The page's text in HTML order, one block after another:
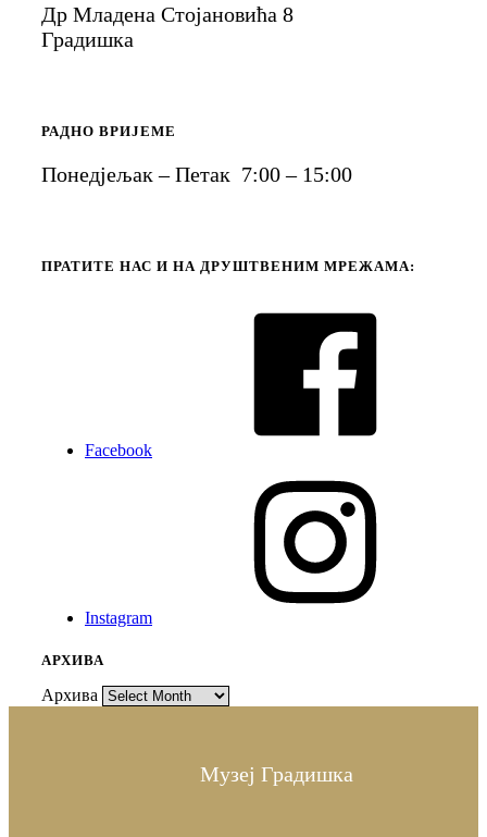
Др Младена Стојановића 8
Градишка
РАДНО ВРИЈЕМЕ
Понедјељак – Петак 7:00 – 15:00
ПРАТИТЕ НАС И НА ДРУШТВЕНИМ МРЕЖАМА:
Facebook
Instagram
АРХИВА
Архива
Музеј Градишка